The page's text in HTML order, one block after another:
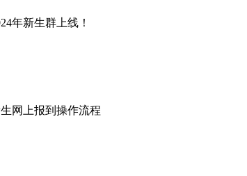
年新生群上线！
网上报到操作流程